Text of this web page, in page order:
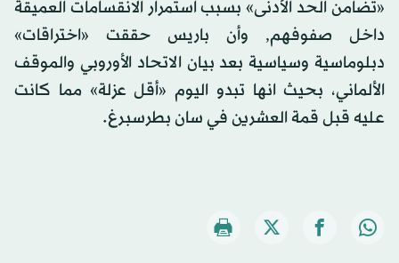
«تضامن الحد الأدنى» بسبب استمرار الانقسامات العميقة
داخل صفوفهم, وأن باريس حققت «اختراقات»
دبلوماسية وسياسية بعد بيان الاتحاد الأوروبي والموقف
الألماني، بحيث انها تبدو اليوم «أقل عزلة» مما كانت
عليه قبل قمة العشرين في سان بطرسبرغ.